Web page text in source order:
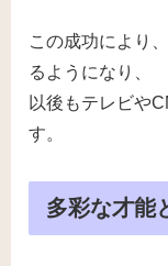
この成功により
るようになり、
以後もテレビや
す。
多彩な才能